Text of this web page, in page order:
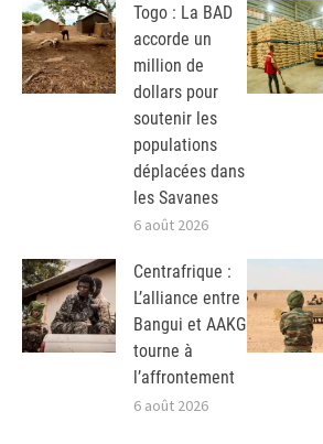
Togo : La BAD
accorde un
million de
dollars pour
soutenir les
populations
déplacées dans
les Savanes
6 août 2026
Centrafrique :
L’alliance entre
Bangui et AAKG
tourne à
l’affrontement
6 août 2026